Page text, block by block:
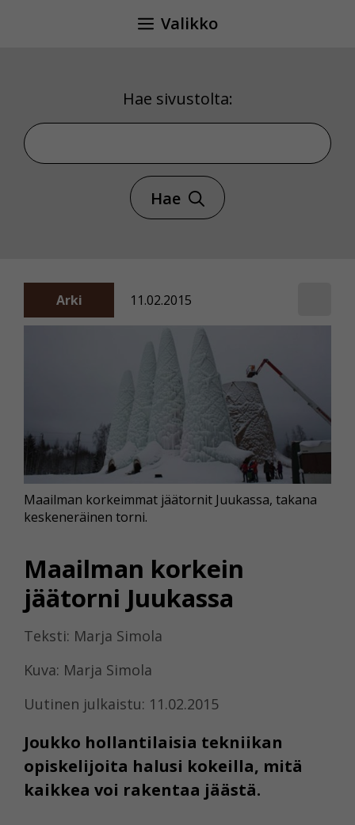
Valikko
Hae sivustolta:
Hae sivustolta
Hae
Arki 11.02.2015
Maailman korkein
jäätorni Juukassa
Teksti: Marja Simola
Kuva: Marja Simola
Uutinen julkaistu: 11.02.2015
Joukko hollantilaisia tekniikan
opiskelijoita halusi kokeilla, mitä
kaikkea voi rakentaa jäästä.
Maailman korkeimmat jäätornit Juukassa, takana
keskeneräinen torni.